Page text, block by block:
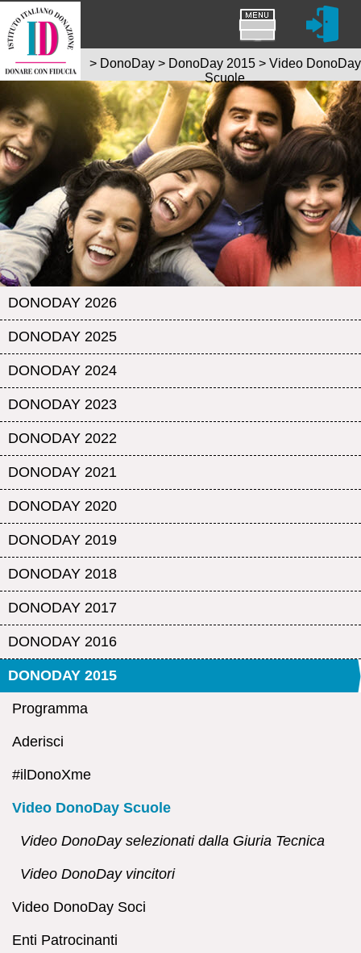
DONODAY 2026
DONODAY 2025
DONODAY 2024
DONODAY 2023
DONODAY 2022
DONODAY 2021
DONODAY 2020
DONODAY 2019
DONODAY 2018
DONODAY 2017
DONODAY 2016
DONODAY 2015
Programma
Aderisci
#ilDonoXme
Video DonoDay Scuole
Video DonoDay selezionati dalla Giuria Tecnica
Video DonoDay vincitori
Video DonoDay Soci
Enti Patrocinanti
> DonoDay > DonoDay 2015 > Video DonoDay
Scuole